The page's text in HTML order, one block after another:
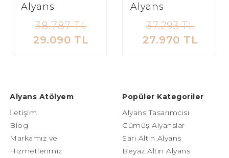
Alyans
38.787 TL
29.090 TL
Alyans
37.293 TL
27.970 TL
Alyans Atölyem
İletişim
Blog
Markamız ve
Hizmetlerimiz
Popüler Kategoriler
Alyans Tasarımcısı
Gümüş Alyanslar
Sarı Altın Alyans
Beyaz Altın Alyans